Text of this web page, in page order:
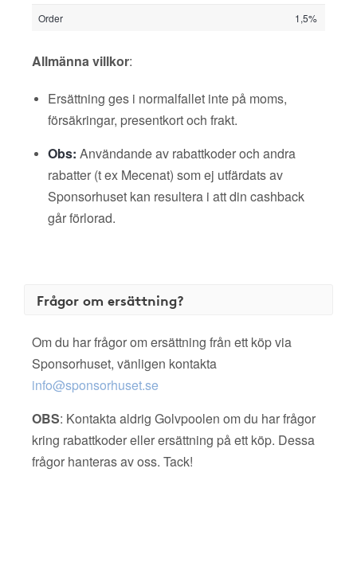
Order 1,5%
Allmänna villkor:
Ersättning ges i normalfallet inte på moms,
försäkringar, presentkort och frakt.
Obs: Användande av rabattkoder och andra
rabatter (t ex Mecenat) som ej utfärdats av
Sponsorhuset kan resultera i att din cashback
går förlorad.
Frågor om ersättning?
Om du har frågor om ersättning från ett köp via
Sponsorhuset, vänligen kontakta
info@sponsorhuset.se
OBS: Kontakta aldrig Golvpoolen om du har frågor
kring rabattkoder eller ersättning på ett köp. Dessa
frågor hanteras av oss. Tack!